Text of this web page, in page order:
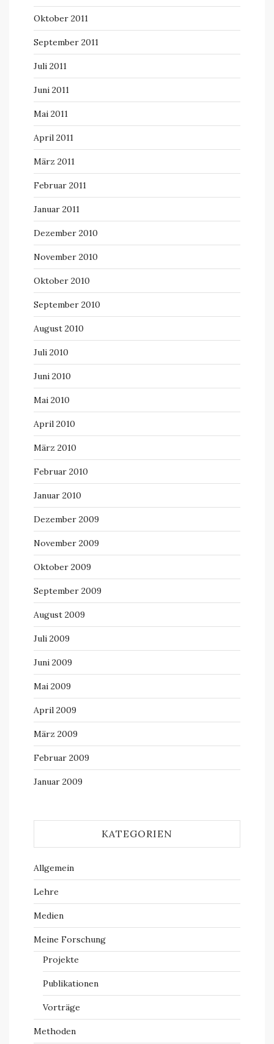
Oktober 2011
September 2011
Juli 2011
Juni 2011
Mai 2011
April 2011
März 2011
Februar 2011
Januar 2011
Dezember 2010
November 2010
Oktober 2010
September 2010
August 2010
Juli 2010
Juni 2010
Mai 2010
April 2010
März 2010
Februar 2010
Januar 2010
Dezember 2009
November 2009
Oktober 2009
September 2009
August 2009
Juli 2009
Juni 2009
Mai 2009
April 2009
März 2009
Februar 2009
Januar 2009
KATEGORIEN
Allgemein
Lehre
Medien
Meine Forschung
Projekte
Publikationen
Vorträge
Methoden